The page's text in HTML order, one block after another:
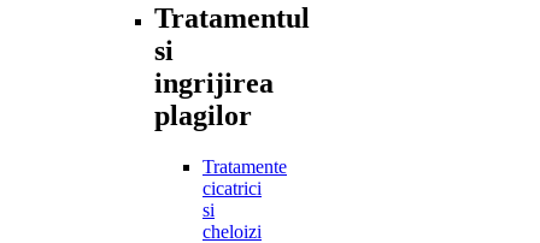
Tratamentul
si
ingrijirea
plagilor
Tratamente
cicatrici
si
cheloizi